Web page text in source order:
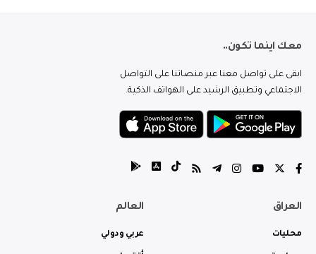
معك اينما تكون..
ابقى على تواصل معنا عبر منصاتنا على التواصل
الاجتماعي وتطبيق الرشيد على الهواتف الذكية.
العراق
محليات
العالم
عربي ودولي